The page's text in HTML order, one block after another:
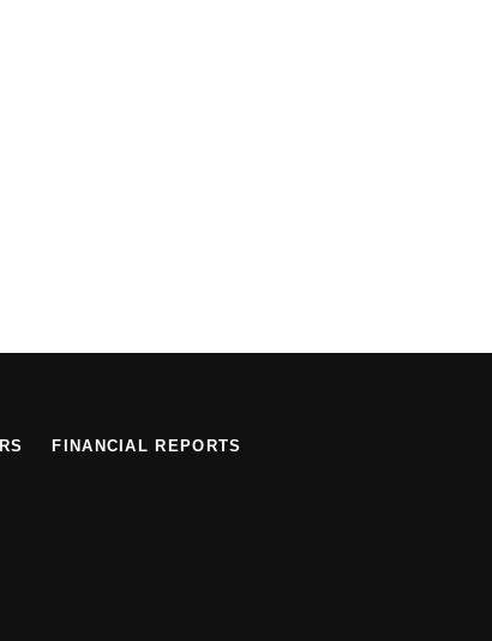
FINANCIAL REPORTS